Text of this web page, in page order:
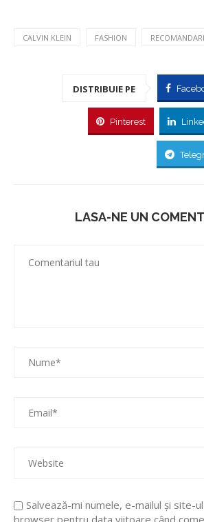
CALVIN KLEIN FASHION RECOMANDARI
DISTRIBUIE PE
Pinterest
LASA-NE UN
Salvează-mi numele, e-mailul și site-